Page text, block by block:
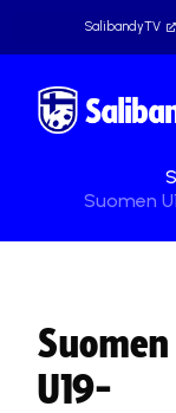
SalibandyTV
Suomen
Suomen
U19-